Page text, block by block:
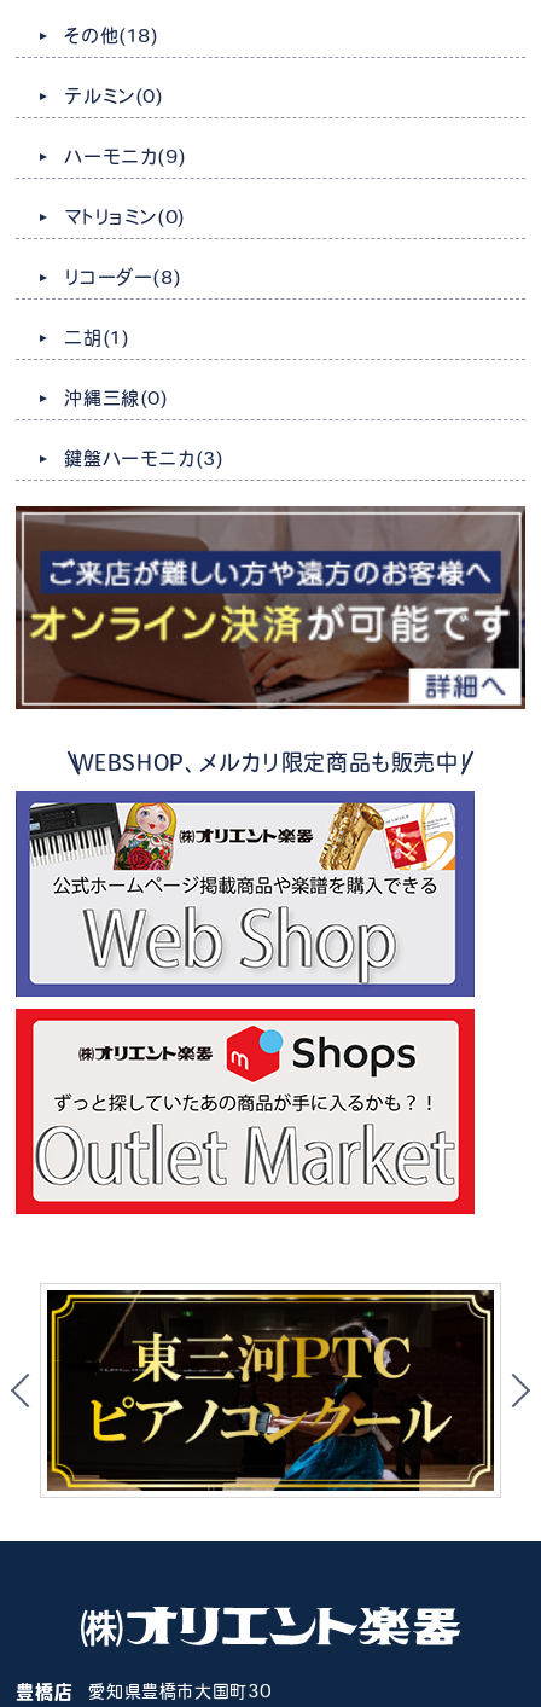
その他(18)
テルミン(0)
ハーモニカ(9)
マトリョミン(0)
リコーダー(8)
二胡 (1)
沖縄三線 (0)
鍵盤ハーモニカ (3)
WEBSHOP、メルカリ限定商品も販売中！
豊橋店
愛知県豊橋市大国町30